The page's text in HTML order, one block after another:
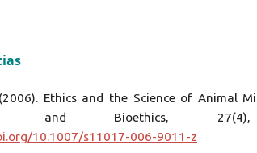
Ethics and the Science of Animal
and Bioethics,
10.1007/s11017-006-9011-z